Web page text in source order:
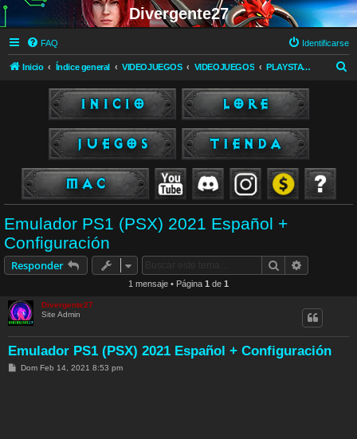
Divergente27
FAQ Identificarse
Inicio Índice general VIDEOJUEGOS VIDEOJUEGOS PLAYSTATION 1
Emulador PS1 (PSX) 2021 Español +
Configuración
Responder Buscar
1 mensaje • Página 1 de 1
Divergente27
Site Admin
Emulador PS1 (PSX) 2021 Español + Configuración
MDom Feb 14, 2021 8:53 pm